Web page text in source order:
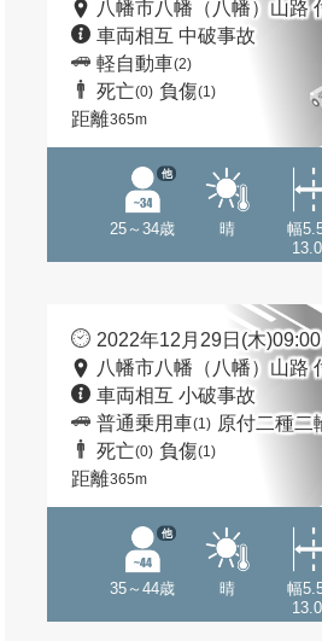
八幡市八幡（八幡）山路
車両相互 中破事故
軽自動車(2)
死亡(0) 負傷(1)
距離365m
25～34歳
他
晴
幅
2022年12月29日(木)09:00
八幡市八幡（八幡）山路
車両相互 小破事故
普通乗用車(1) 原付二種二
死亡(0) 負傷(1)
距離365m
35～44歳
他
晴
幅